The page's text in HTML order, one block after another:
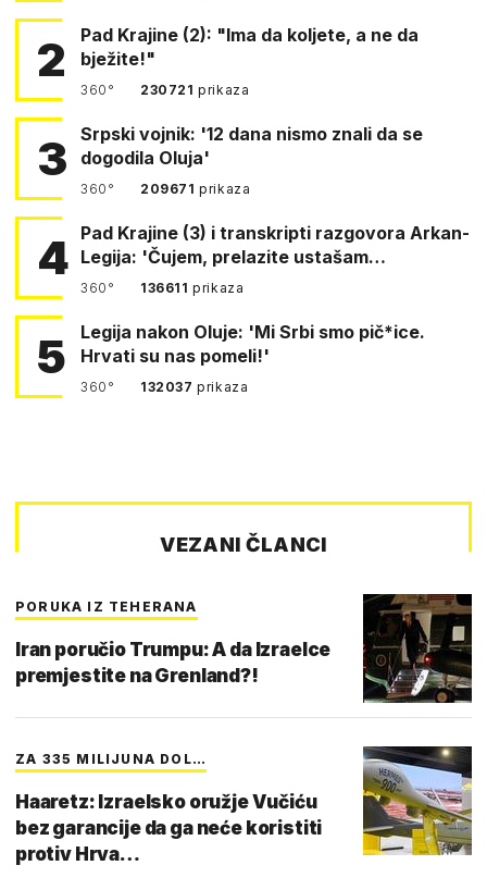
2
Pad Krajine (2): "Ima da koljete, a ne da
bježite!"
360° 230721prikaza
3
Srpski vojnik: '12 dana nismo znali da se
dogodila Oluja'
360° 209671prikaza
4 Pad Krajine (3) i transkripti razgovora Arkan-
Legija: 'Čujem, prelazite ustašam…
360° 136611prikaza
5
Legija nakon Oluje: 'Mi Srbi smo pič*ice.
Hrvati su nas pomeli!'
360° 132037prikaza
VEZANI ČLANCI
PORUKA IZ TEHERANA
Iran poručio Trumpu: A da Izraelce
premjestite na Grenland?!
ZA 335 MILIJUNA DOL…
Haaretz: Izraelsko oružje Vučiću
bez garancije da ga neće koristiti
protiv Hrva…